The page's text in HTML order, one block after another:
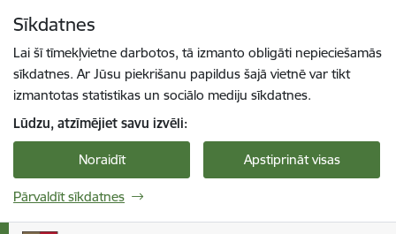
Sīkdatnes
Lai šī tīmekļvietne darbotos, tā izmanto obligāti nepieciešamās
sīkdatnes. Ar Jūsu piekrišanu papildus šajā vietnē var tikt
izmantotas statistikas un sociālo mediju sīkdatnes.
Lūdzu, atzīmējiet savu izvēli:
Noraidīt Apstiprināt visas
Pārvaldīt sīkdatnes